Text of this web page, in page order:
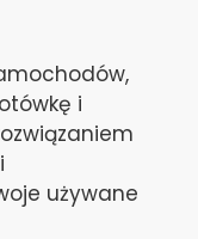
i
używane